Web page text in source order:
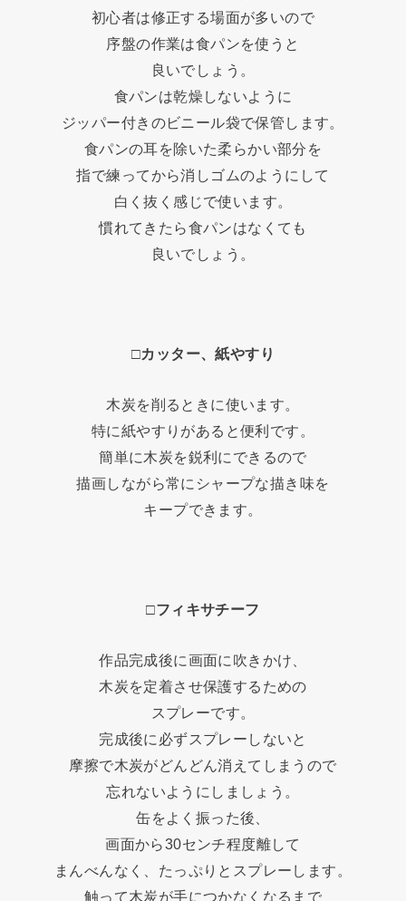
初心者は修正する場面が多いので
序盤の作業は食パンを使うと
良いでしょう。
食パンは乾燥しないように
ジッパー付きのビニール袋で保管します。
食パンの耳を除いた柔らかい部分を
指で練ってから消しゴムのようにして
白く抜く感じで使います。
慣れてきたら食パンはなくても
良いでしょう。
□カッター、紙やすり
木炭を削るときに使います。
特に紙やすりがあると便利です。
簡単に木炭を鋭利にできるので
描画しながら常にシャープな描き味を
キープできます。
□フィキサチーフ
作品完成後に画面に吹きかけ、
木炭を定着させ保護するための
スプレーです。
完成後に必ずスプレーしないと
摩擦で木炭がどんどん消えてしまうので
忘れないようにしましょう。
缶をよく振った後、
画面から30センチ程度離して
まんべんなく、たっぷりとスプレーします。
触って木炭が手につかなくなるまで